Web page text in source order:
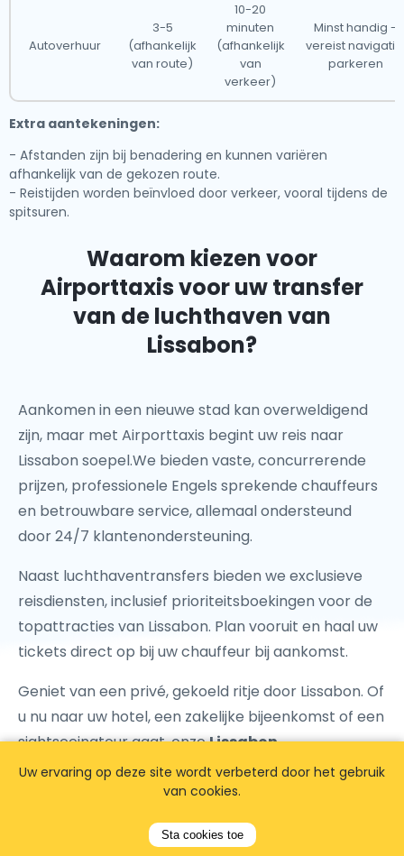
Autoverhuur
3-5
(afhankelijk
van route)
10-20
minuten
(afhankelijk
van
verkeer)
Minst handig -
vereist
parkeren
Extra aantekeningen:
- Afstanden zijn bij benadering en kunnen variëren
afhankelijk van de gekozen route.
- Reistijden worden beïnvloed door verkeer, vooral tijdens de
spitsuren.
Waarom kiezen voor
Airporttaxis voor uw transfer
van de luchthaven van
Lissabon?
Aankomen in een nieuwe stad kan overweldigend
zijn, maar met Airporttaxis begint uw reis naar
Lissabon soepel.We bieden vaste, concurrerende
prijzen, professionele Engels sprekende chauffeurs
en betrouwbare service, allemaal ondersteund
door 24/7 klantenondersteuning.
Naast luchthaventransfers bieden we exclusieve
reisdiensten, inclusief prioriteitsboekingen voor de
topattracties van Lissabon. Plan vooruit en haal uw
tickets direct op bij uw chauffeur bij aankomst.
Geniet van een privé, gekoeld ritje door Lissabon. Of
u nu naar uw hotel, een zakelijke bijeenkomst of een
sightseeingtour gaat, onzeLissabon
luchthaventaxizorgt voor een comfortabele en
probleemloze overdracht naar uw bestemming.
Boek uw premium Lissabon luchthaventransfer met
Uw ervaring op deze site wordt verbeterd door het gebruik
van cookies.
Sta cookies toe